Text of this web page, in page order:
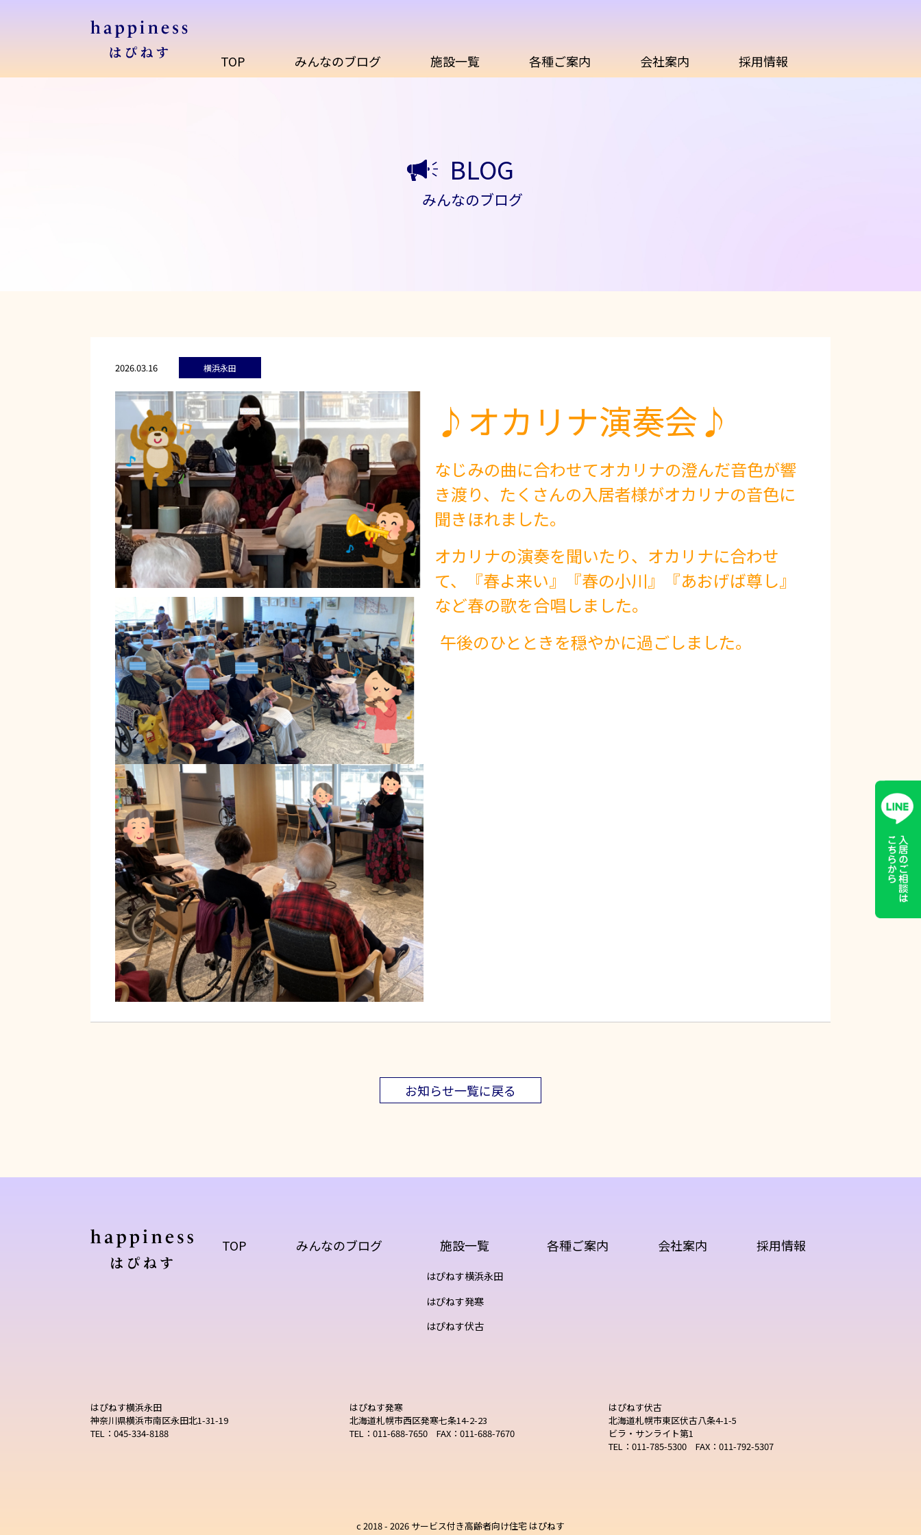
TOP みんなのブログ 施設一覧 各種ご案内 会社案内 採用情報
BLOG
みんなのブログ
2026.03.16 横浜永田
♪オカリナ演奏会♪
なじみの曲に合わせてオカリナの澄んだ音色が響
き渡り、たくさんの入居者様がオカリナの音色に
聞きほれました。
オカリナの演奏を聞いたり、オカリナに合わせ
て、『春よ来い』『春の小川』『あおげば尊し』
など春の歌を合唱しました。
午後のひとときを穏やかに過ごしました。
お知らせ一覧に戻る
TOP みんなのブログ 施設一覧
はぴねす横浜永田
はぴねす発寒
はぴねす伏古
各種ご案内 会社案内 採用情報
はぴねす横浜永田
神奈川県横浜市南区永田北1-31-19
TEL：045-334-8188
はぴねす発寒
北海道札幌市西区発寒七条14-2-23
TEL：011-688-7650 FAX：011-688-7670
はぴねす伏古
北海道札幌市東区伏古八条4-1-5
ビラ・サンライト第1
TEL：011-785-5300 FAX：011-792-5307
c 2018 - 2026 サービス付き高齢者向け住宅 はぴねす